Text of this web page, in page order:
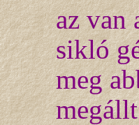
az van
sikló
meg